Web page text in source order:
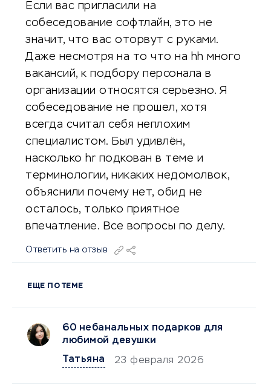
Если вас пригласили на
собеседование софтлайн, это не
значит, что вас оторвут с руками.
Даже несмотря на то что на hh много
вакансий, к подбору персонала в
организации относятся серьезно. Я
собеседование не прошел, хотя
всегда считал себя неплохим
специалистом. Был удивлён,
насколько hr подкован в теме и
терминологии, никаких недомолвок,
объяснили почему нет, обид не
осталось, только приятное
впечатление. Все вопросы по делу.
Ответить на отзыв
ЕЩЕ ПО ТЕМЕ
60 небанальных подарков для
любимой девушки
Татьяна
23 февраля 2026